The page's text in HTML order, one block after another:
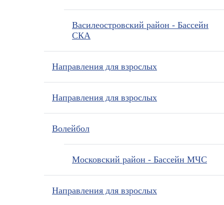
Василеостровский район - Бассейн
СКА
Направления для взрослых
Направления для взрослых
Волейбол
Московский район - Бассейн МЧС
Направления для взрослых